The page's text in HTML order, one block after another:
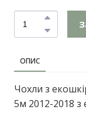
ОПИС
Чохли з
5м 2012-2018 з